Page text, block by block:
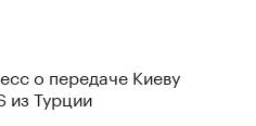
о передаче Киеву
из Турции